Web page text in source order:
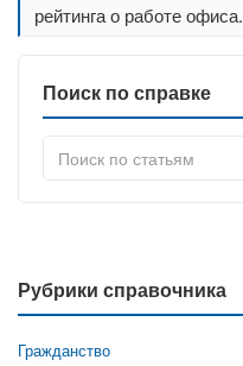
рейтинга о работе офиса.
Поиск по справке
Рубрики справочника
Гражданство